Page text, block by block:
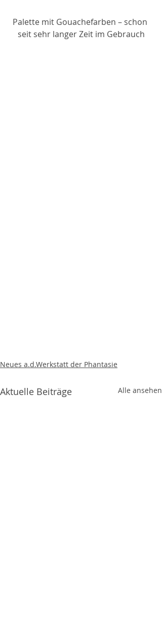
Palette mit Gouachefarben – schon
seit sehr langer Zeit im Gebrauch
Neues a.d.Werkstatt der Phantasie
Aktuelle Beiträge Alle ansehen